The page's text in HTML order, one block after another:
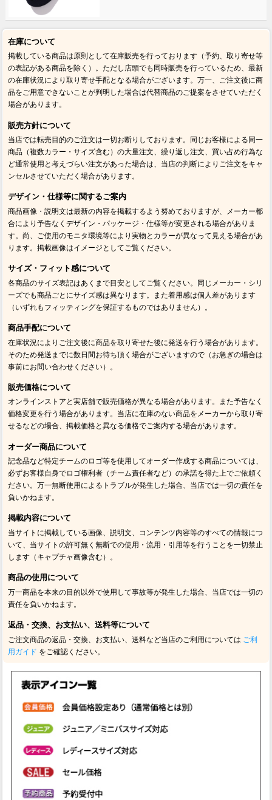
在庫について
掲載している商品は原則として在庫販売を行っております（予約、取り寄せ等
の表記がある商品を除く）。ただし店頭でも同時販売を行っているため、最新
の在庫状況により取り寄せ手配となる場合がございます。万一、ご注文後に商
品をご用意できないことが判明した場合は代替商品のご提案をさせていただく
場合があります。
販売方針について
当店では転売目的のご注文は一切お断りしております。同じお客様による同一
商品（複数カラー・サイズ含む）の大量注文、繰り返し注文、買い占め行為な
ど通常使用と考えづらい注文があった場合は、当店の判断によりご注文をキャ
ンセルさせていただく場合があります。
デザイン・仕様等に関するご案内
商品画像・説明文は最新の内容を掲載するよう努めておりますが、メーカー都
合により予告なくデザイン・パッケージ・仕様等が変更される場合がありま
す。尚、ご使用のモニタ環境等により実物とカラーが異なって見える場合があ
ります。掲載画像はイメージとしてご覧ください。
サイズ・フィット感について
各商品のサイズ表記はあくまで目安としてご覧ください。同じメーカー・シリ
ーズでも商品ごとにサイズ感は異なります。また着用感は個人差があります
（いずれもフィッティングを保証するものではありません）。
商品手配について
在庫状況によりご注文後に商品を取り寄せた後に発送を行う場合があります。
そのため発送までに数日間お待ち頂く場合がございますので（お急ぎの場合は
事前にお問い合わせください）。
販売価格について
オンラインストアと実店舗で販売価格が異なる場合があります。また予告なく
価格変更を行う場合があります。当店に在庫のない商品をメーカーから取り寄
せるなどの場合、掲載価格と異なる価格でご案内する場合があります。
オーダー商品について
記念品など特定チームのロゴ等を使用してオーダー作成する商品については、
必ずお客様自身でロゴ権利者（チーム責任者など）の承諾を得た上でご依頼く
ださい。万一無断使用によるトラブルが発生した場合、当店では一切の責任を
負いかねます。
掲載内容について
当サイトに掲載している画像、説明文、コンテンツ内容等のすべての情報につ
いて、当サイトの許可無く無断での使用・流用・引用等を行うことを一切禁止
します（キャプチャ画像含む）。
商品の使用について
万一商品を本来の目的以外で使用して事故等が発生した場合、当店では一切の
責任を負いかねます。
返品・交換、お支払い、送料等について
ご注文商品の返品・交換、お支払い、送料など当店のご利用については ご利
用ガイド をご確認ください。